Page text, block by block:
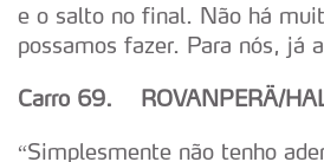
e o salto no final. Não há
possamos fazer. Para nós, já
Carro 69. ROVANPERÄ/
“Simplesmente não tenho